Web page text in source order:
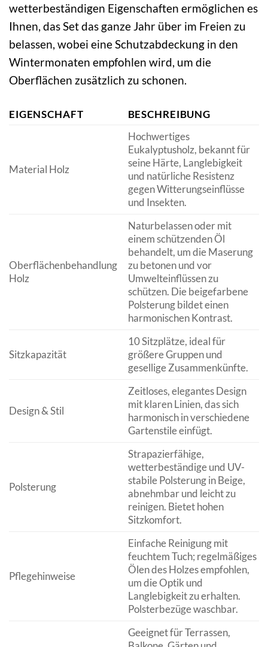
wetterbeständigen Eigenschaften ermöglichen es
Ihnen, das Set das ganze Jahr über im Freien zu
belassen, wobei eine Schutzabdeckung in den
Wintermonaten empfohlen wird, um die
Oberflächen zusätzlich zu schonen.
EIGENSCHAFT BESCHREIBUNG
Material Holz
Hochwertiges
Eukalyptusholz, bekannt für
seine Härte, Langlebigkeit
und natürliche Resistenz
gegen Witterungseinflüsse
und Insekten.
Oberflächenbehandlung
Holz
Naturbelassen oder mit
einem schützenden Öl
behandelt, um die Maserung
zu betonen und vor
Umwelteinflüssen zu
schützen. Die beigefarbene
Polsterung bildet einen
harmonischen Kontrast.
Sitzkapazität
10 Sitzplätze, ideal für
größere Gruppen und
gesellige Zusammenkünfte.
Design & Stil
Zeitloses, elegantes Design
mit klaren Linien, das sich
harmonisch in verschiedene
Gartenstile einfügt.
Polsterung
Strapazierfähige,
wetterbeständige und UV-
stabile Polsterung in Beige,
abnehmbar und leicht zu
reinigen. Bietet hohen
Sitzkomfort.
Pflegehinweise
Einfache Reinigung mit
feuchtem Tuch; regelmäßiges
Ölen des Holzes empfohlen,
um die Optik und
Langlebigkeit zu erhalten.
Polsterbezüge waschbar.
Geeignet für Terrassen,